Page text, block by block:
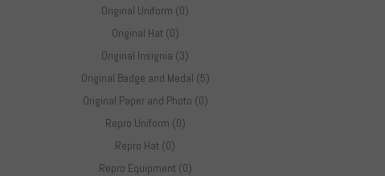
Original Uniform (0)
Original Hat (0)
Original Insignia (3)
Original Badge and Medal (5)
Original Paper and Photo (0)
Repro Uniform (0)
Repro Hat (0)
Repro Equipment (0)